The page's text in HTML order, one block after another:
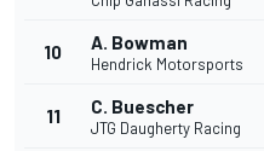
10 A. Bowman
Hendrick Motorsports
11 C. Buescher
JTG Daugherty Racing